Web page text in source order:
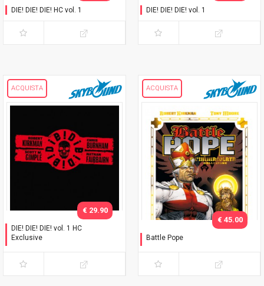
DIE! DIE! DIE! HC vol. 1 DIE! DIE! DIE! vol. 1
ACQUISTA
DIE! DIE! DIE! vol. 1 HC
Exclusive
€ 29.90
ACQUISTA
Battle Pope
€ 45.00